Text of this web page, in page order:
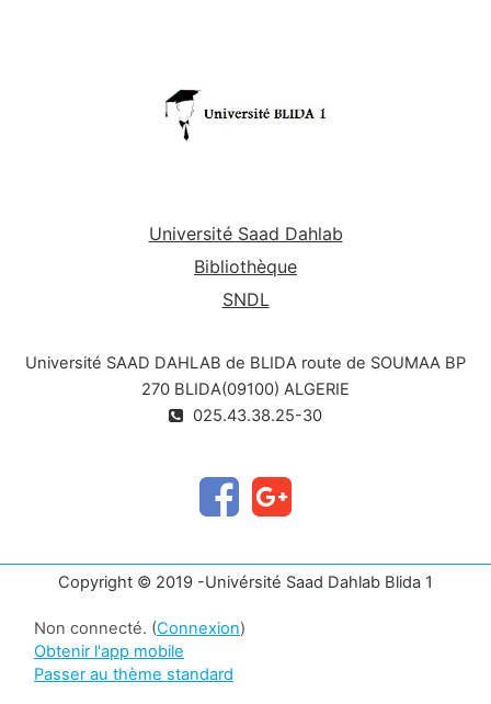
Université Saad Dahlab
Bibliothèque
SNDL
Université SAAD DAHLAB de BLIDA route de SOUMAA BP
270 BLIDA(09100) ALGERIE
025.43.38.25-30
Copyright © 2019 -Univérsité Saad Dahlab Blida 1
Non connecté. (Connexion)
Obtenir l'app mobile
Passer au thème standard